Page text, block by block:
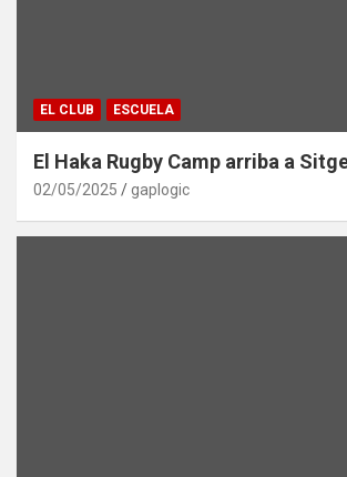
EL CLUB ESCUELA
El Haka Rugby Camp arriba a
02/05/2025 gaplogic